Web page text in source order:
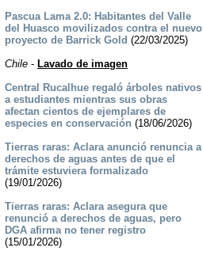
Pascua Lama 2.0: Habitantes del Valle
del Huasco movilizados contra el nuevo
proyecto de Barrick Gold (22/03/2025)
Chile- Lavado de imagen
Central Rucalhue regaló árboles nativos
a estudiantes mientras sus obras
afectan cientos de ejemplares de
especies en conservación (18/06/2026)
Tierras raras: Aclara anunció renuncia a
derechos de aguas antes de que el
trámite estuviera formalizado
(19/01/2026)
Tierras raras: Aclara asegura que
renunció a derechos de aguas, pero
DGA afirma no tener registro
(15/01/2026)